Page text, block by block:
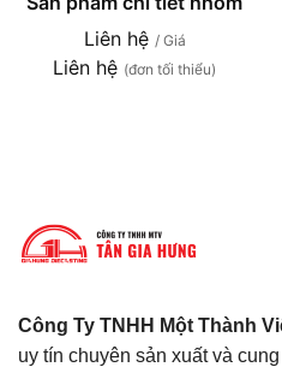
Liên hệ / Giá
Liên hệ (đơn tối thiểu)
Công Ty TNHH Một Thành
uy tín chuyên sản xuất và